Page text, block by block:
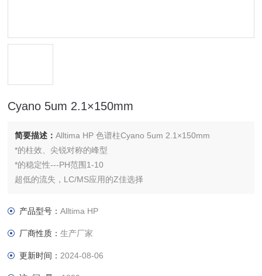
Cyano 5um 2.1×150mm
简要描述：Alltima HP 色谱柱Cyano 5um 2.1×150mm
*的柱效、尖锐对称的峰型
*的稳定性---PH范围1-10
超低的流失，LC/MS应用的Z佳选择
C18： 适用于普通的反相应用
EPS C18：提高极性样品的保留和峰型对称性
产品型号：Alltima HP
厂商性质：生产厂家
更新时间： 2024-08-06